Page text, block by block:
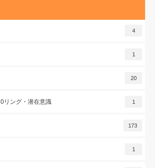
4
1
20
リング・潜在意識 1
173
1